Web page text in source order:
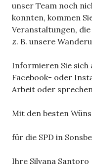
unser Team noch
konnten, kommen
Veranstaltungen,
z. B. unsere
Informieren Sie sich
Facebook- oder
Arbeit oder
Mit den besten
für die SPD in
Ihre Silvana Santoro